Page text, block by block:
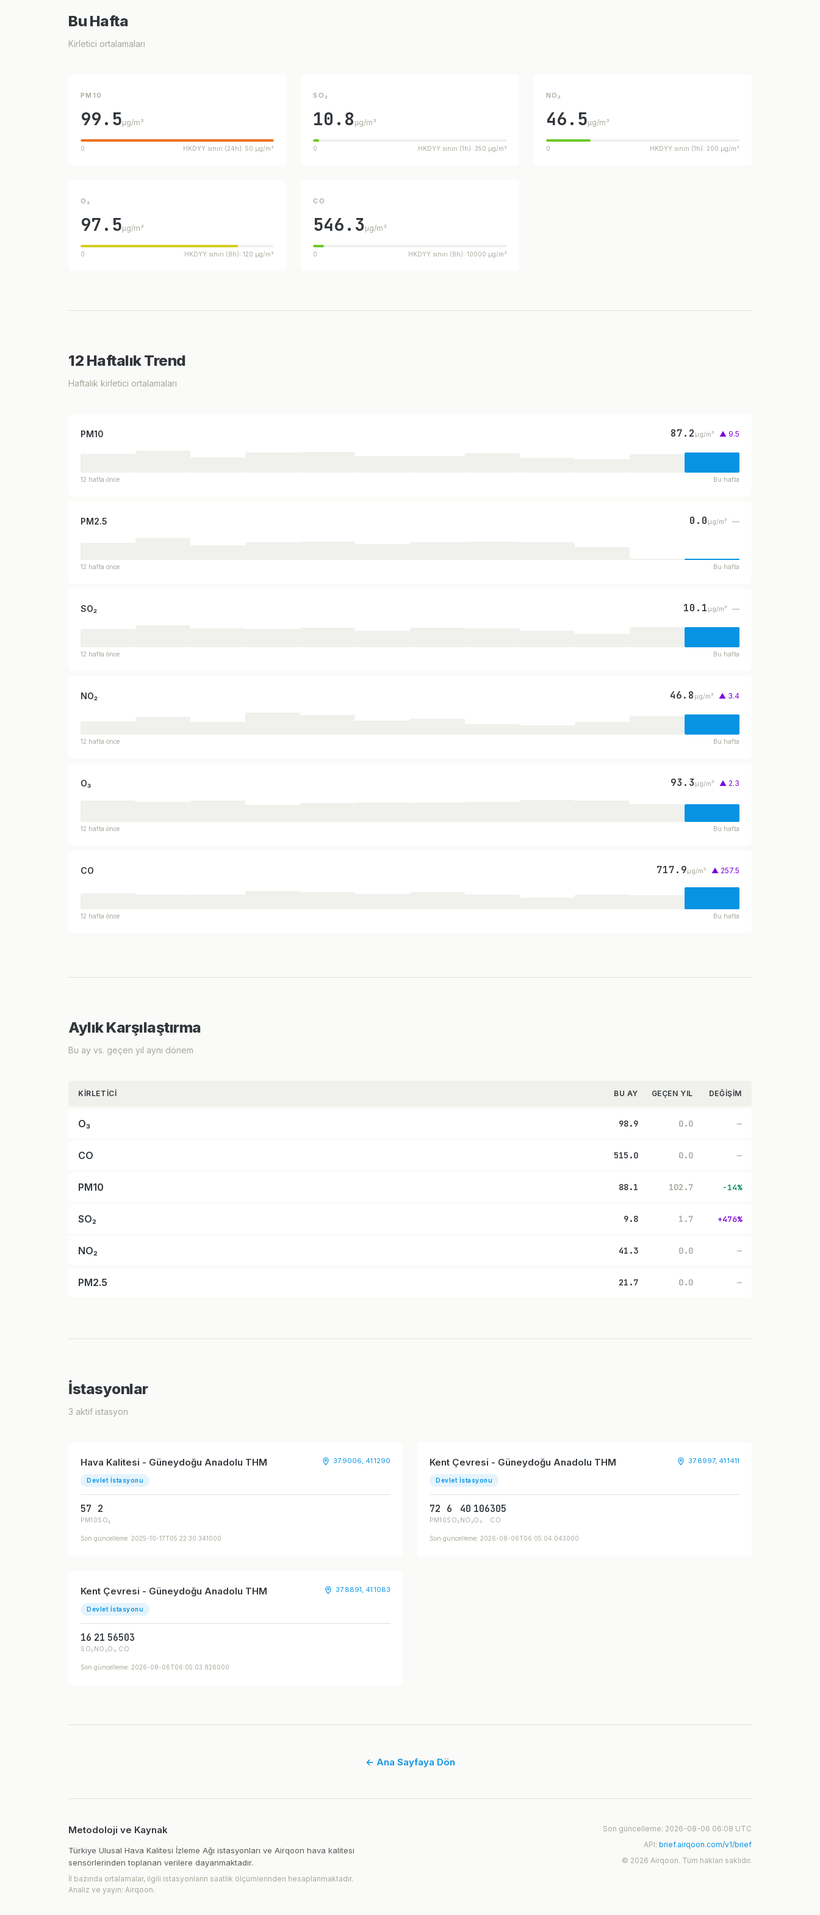
Bu Hafta
Kirletici ortalamaları
PM10
99.5µg/m³
0 HKDYY sınırı (24h): 50 µg/m³
SO₂
10.8 µg/m³
0 HKDYY sınırı (1h): 350 µg/m³
NO₂
46.5µg/m³
0 HKDYY sınırı (1h): 200 µg/m³
O₃
97.5µg/m³
0 HKDYY sınırı (8h): 120 µg/m³
CO
546.3 µg/m³
0 HKDYY sınırı (8h): 10000 µg/m³
12 Haftalık Trend
Haftalık kirletici ortalamaları
PM10 87.2 µg/m³ ▲ 9.5
12 hafta önce Bu hafta
PM2.5 0.0 µg/m³ —
12 hafta önce Bu hafta
SO₂ 10.1 µg/m³ —
12 hafta önce Bu hafta
NO₂ 46.8 µg/m³ ▲ 3.4
12 hafta önce Bu hafta
O₃ 93.3 µg/m³ ▲ 2.3
12 hafta önce Bu hafta
CO 717.9µg/m³ ▲ 257.5
12 hafta önce Bu hafta
Aylık Karşılaştırma
Bu ay vs. geçen yıl aynı dönem
KIRLETICI BU AY GEÇEN YIL DEĞIŞIM
O₃ 98.9 0.0 —
CO 515.0 0.0 —
PM10 88.1 102.7 -14%
SO₂ 9.8 1.7 +476%
NO₂ 41.3 0.0 —
PM2.5 21.7 0.0 —
İstasyonlar
3 aktif istasyon
Hava Kalitesi - Güneydoğu Anadolu THM
Devlet İstasyonu
37.9006, 41.1290
57
PM10
2
SO₂
Son güncelleme: 2025-10-17T05:22:30.341000
Kent Çevresi - Güneydoğu Anadolu THM
Devlet İstasyonu
37.8997, 41.1411
72
PM10
6
SO₂
40
NO₂
106
O₃
305
CO
Son güncelleme: 2026-08-06T06:05:04.043000
Kent Çevresi - Güneydoğu Anadolu THM
Devlet İstasyonu
37.8891, 41.1083
16
SO₂
21
NO₂
56
O₃
503
CO
Son güncelleme: 2026-08-06T06:05:03.826000
← Ana Sayfaya Dön
Metodoloji ve Kaynak
Türkiye Ulusal Hava Kalitesi İzleme Ağı istasyonları ve Airqoon hava kalitesi
sensörlerinden toplanan verilere dayanmaktadır.
İl bazında ortalamalar, ilgili istasyonların saatlik ölçümlerinden hesaplanmaktadır.
Analiz ve yayın: Airqoon.
Son güncelleme: 2026-08-06 06:08 UTC
API: brief.airqoon.com/v1/brief
© 2026 Airqoon. Tüm hakları saklıdır.